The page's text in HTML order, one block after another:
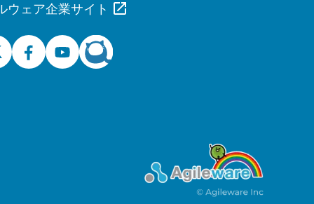
ウェア企業サイト